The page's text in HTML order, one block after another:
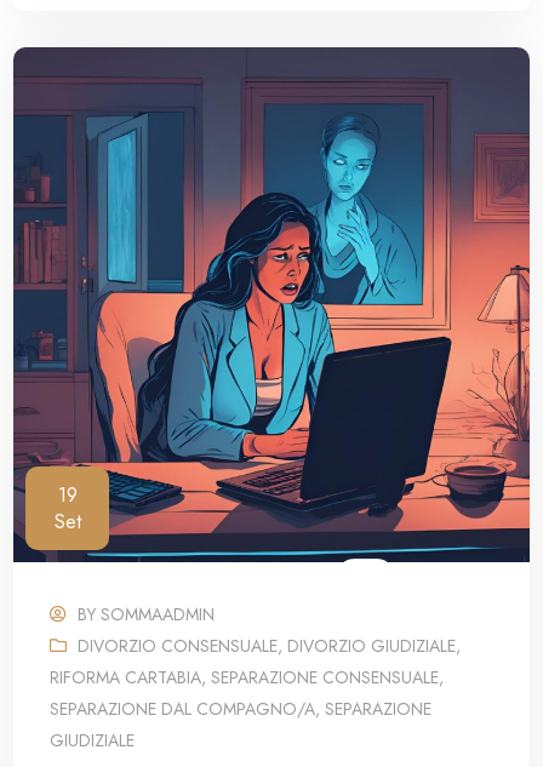
19
Set
BYSOMMAADMIN
DIVORZIO CONSENSUALE, DIVORZIO GIUDIZIALE,
RIFORMA CARTABIA,SEPARAZIONE CONSENSUALE,
SEPARAZIONE DAL COMPAGNO/A,SEPARAZIONE
GIUDIZIALE